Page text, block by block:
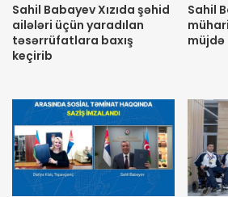
Sahil Babayev Xızıda şəhid
ailələri üçün yaradılan
təsərrüfatlara baxış
keçirib
Sahil
müjdə